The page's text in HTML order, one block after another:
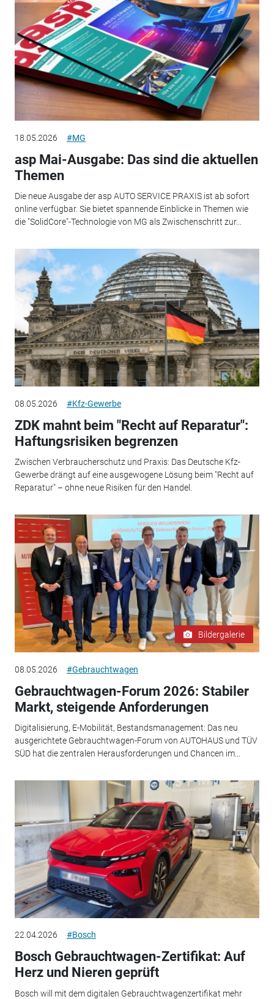
18.05.2026 #MG
asp Mai-Ausgabe: Das sind die aktuellen
Themen
Die neue Ausgabe der asp AUTO SERVICE PRAXIS ist ab sofort
online verfügbar. Sie bietet spannende Einblicke in Themen wie
die "SolidCore"-Technologie von MG als Zwischenschritt zur...
08.05.2026 #Kfz-Gewerbe
ZDK mahnt beim "Recht auf Reparatur":
Haftungsrisiken begrenzen
Zwischen Verbraucherschutz und Praxis: Das Deutsche Kfz-
Gewerbe drängt auf eine ausgewogene Lösung beim "Recht auf
Reparatur" – ohne neue Risiken für den Handel.
Bildergalerie
08.05.2026 #Gebrauchtwagen
Gebrauchtwagen-Forum 2026: Stabiler
Markt, steigende Anforderungen
Digitalisierung, E-Mobilität, Bestandsmanagement: Das neu
ausgerichtete Gebrauchtwagen-Forum von AUTOHAUS und TÜV
SÜD hat die zentralen Herausforderungen und Chancen im...
22.04.2026 #Bosch
Bosch Gebrauchtwagen-Zertifikat: Auf
Herz und Nieren geprüft
Bosch will mit dem digitalen Gebrauchtwagenzertifikat mehr